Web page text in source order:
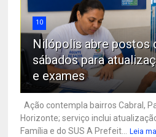
10
Nilópolis abre postos
sábados para
e exames
Ação contempla bairros Cabral,
Horizonte; serviço inclui
Família e do SUS A Prefeit... Leia